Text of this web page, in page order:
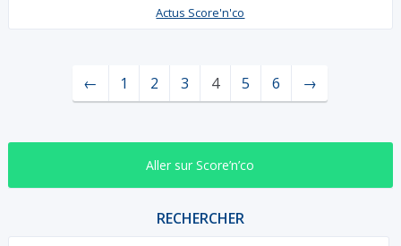
Actus Score'n'co
← 1 2 3 4 5 6 →
Aller sur Score’n’co
RECHERCHER